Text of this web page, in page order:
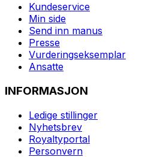
Kundeservice
Min side
Send inn manus
Presse
Vurderingseksemplar
Ansatte
INFORMASJON
Ledige stillinger
Nyhetsbrev
Royaltyportal
Personvern